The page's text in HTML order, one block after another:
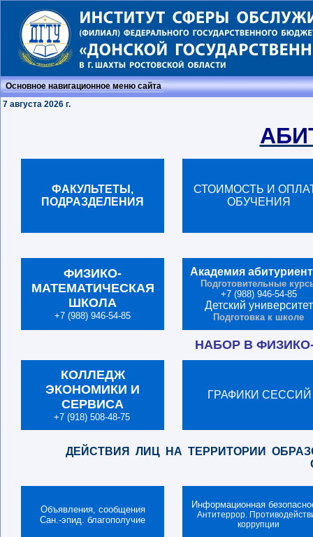
Основное навигационное меню сайта
7 августа 2026 г.
ФАКУЛЬТЕТЫ,
ПОДРАЗДЕЛЕНИЯ
СТОИМОСТЬ И
ОБУЧЕНИЯ
ФИЗИКО-
МАТЕМАТИЧЕСКАЯ
ШКОЛА
+7 (988) 946-54-85
Академия
Подготовительные
+7 (988) 946-54-85
Детский университет
Подготовка к школе
НАБОР В
КОЛЛЕДЖ
ЭКОНОМИКИ И
СЕРВИСА
+7 (918) 508-48-75
ГРАФИКИ СЕССИЙ
ДЕЙСТВИЯ ЛИЦ НА ТЕРРИТОРИИ
Объявления, сообщения
Сан.-эпид. благополучие
Информационная
Антитеррор.
коррупции